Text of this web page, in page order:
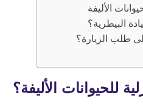
الأليفة
البيطرية؟
طلب الزيارة؟
للحيوانات الأليفة؟